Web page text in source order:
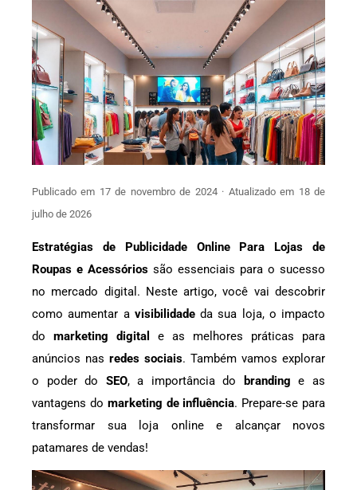
Publicado em 17 de novembro de 2024 · Atualizado em 18 de
julho de 2026
Estratégias de Publicidade Online Para Lojas de
Roupas e Acessórios são essenciais para o sucesso
no mercado digital. Neste artigo, você vai descobrir
como aumentar a visibilidadeda sua loja, o impacto
do marketing digital
e as melhores práticas para
anúncios nas redes sociais. Também vamos explorar
o poder do SEO, a importância do branding e as
vantagens do marketing de influência. Prepare-se para
transformar sua loja online e alcançar novos
patamares de vendas!